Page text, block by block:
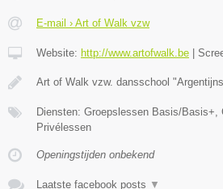
E-mail › Art of Walk vzw
Website: http://www.artofwalk.be |
Art of Walk vzw. dansschool
Diensten: Groepslessen Basis/Basis+,
Privélessen
Openingstijden onbekend
Laatste facebook posts ▼